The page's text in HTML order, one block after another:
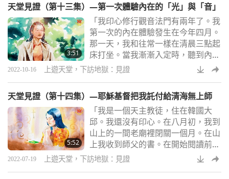
層美麗的保護罩！每一層都發著光！
第一層，如薄如蟬翼的純白色絲質樣
衣服，貼身穿著。第二層，軟軟的像
乳膠海綿般的衣服，穿在第一層外
面。第三層，像堅硬如鋼鐵般的純黃
金色鎧甲，發著耀
天堂見證（第十三集）—第一次體驗內在的「光」與「音」
3:51
「我印心修行觀音法門有兩年了。我
第一次的內在體驗發生在今年四月。
那一天，我和往常一樣在清晨三點起
床打坐。當我漸漸入定時，聽到內邊
很大的（內在天堂的）聲音。像一場
盛大的音樂會，有許多樂器此起彼落
個亮光點，並且有一種巨大的振動能
量，快速地將我的靈魂拉往智慧眼。
這就像我乘坐雲霄飛車穿過隧道一
樣。我的靈魂穿越了智慧眼，去到另
一個境界，那裡的氣氛美好。我回頭
看我自己，但是沒看
2022-10-16 上遊天堂，下訪地獄：見證
天堂見證（第十四集）—耶穌基督把我託付給清海無上師
5:52
「我是一個天主教徒，住在韓國大
邱。我還沒有印心。在八月初，我到
山上的一間老廟裡閉關一個月。在山
上我收到師父的書。在開始閱讀前，
我向上帝祈禱：『主啊，如果這本書
蘊含真理，請讓我能接受到。』我還
2022-07-19 上遊天堂，下訪地獄：見證